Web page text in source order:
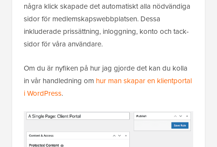
några klick skapade det automatiskt alla nödvändiga
sidor för medlemskapswebbplatsen. Dessa
inkluderade prissättning, inloggning, konto och tack-
sidor för våra användare.
Om du är nyfiken på hur jag gjorde det kan du kolla
in vår handledning om hur man skapar en klientportal
i WordPress.